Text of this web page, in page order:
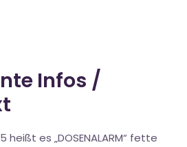
Infos /
heißt es „DOSENALARM“ fette